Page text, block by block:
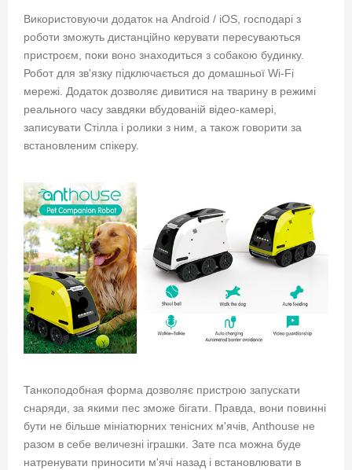
Використовуючи додаток на Android / iOS, господарі з
роботи зможуть дистанційно керувати пересуваються
пристроєм, поки воно знаходиться з собакою будинку.
Робот для зв'язку підключається до домашньої Wi-Fi
мережі. Додаток дозволяє дивитися на тварину в режимі
реального часу завдяки вбудованій відео-камері,
записувати Стілла і ролики з ним, а також говорити за
встановленим спікеру.
Танкоподобная форма дозволяє пристрою запускати
снаряди, за якими пес зможе бігати. Правда, вони повинні
бути не більше мініатюрних тенісних м'ячів, Anthouse не
разом в себе величезні іграшки. Зате пса можна буде
натренувати приносити м'ячі назад і встановлювати в